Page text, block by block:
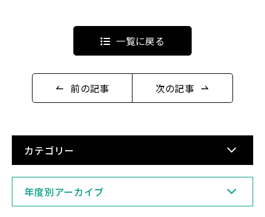
前の記事
一覧に戻る
次の記事
カテゴリー
年度別アーカイブ